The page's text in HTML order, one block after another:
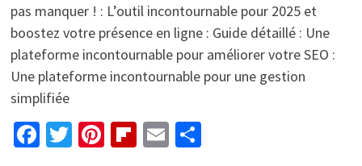
pas manquer ! : L’outil incontournable pour 2025 et
boostez votre présence en ligne : Guide détaillé : Une
plateforme incontournable pour améliorer votre SEO :
Une plateforme incontournable pour une gestion
simplifiée
Facebook
Twitter
Pinterest
Flipboard
EmailPartager